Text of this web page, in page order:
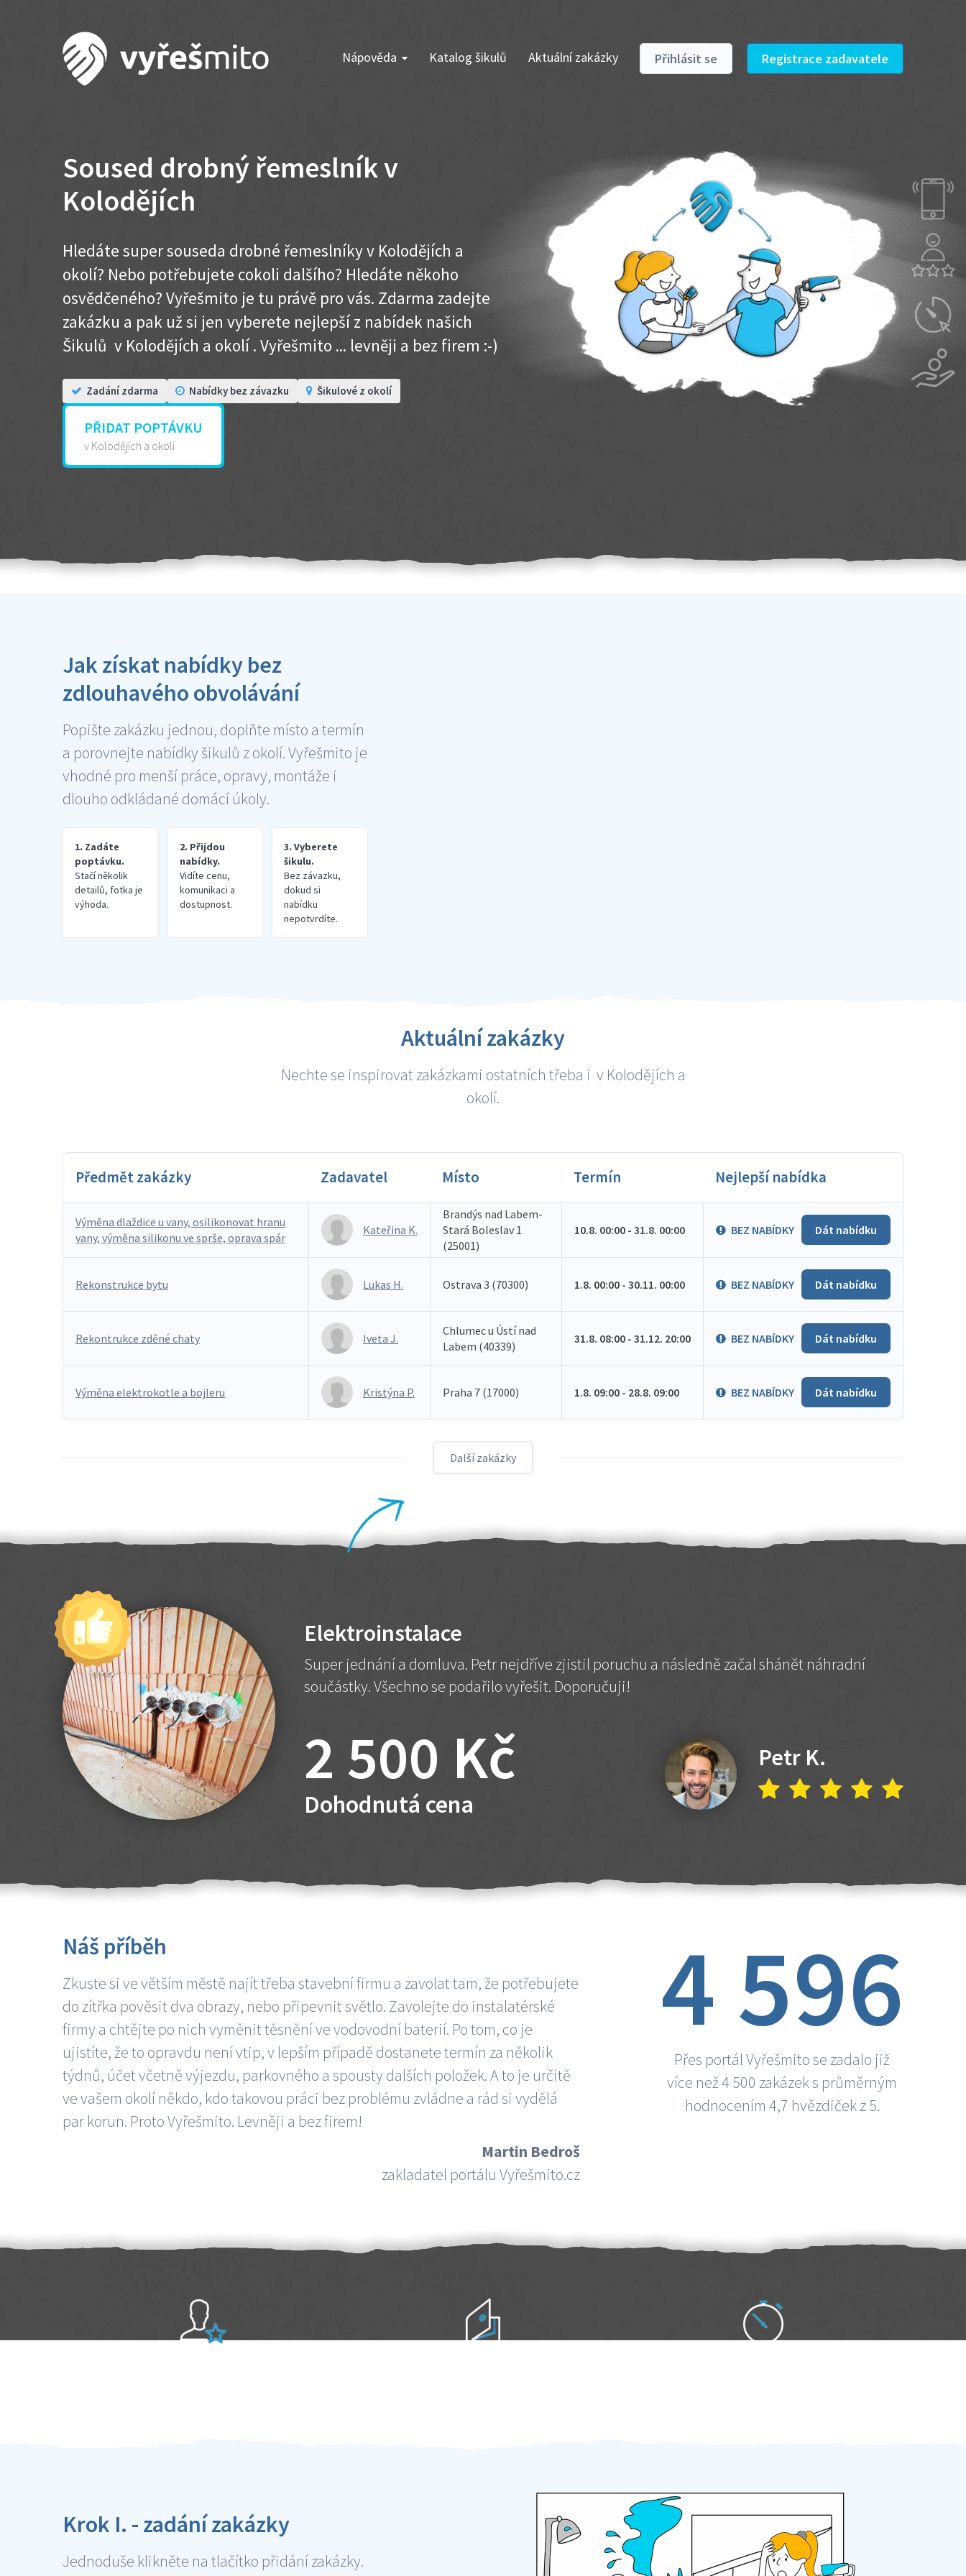
Nápověda Katalog šikulů Aktuální zakázky Přihlásit se Registrace zadavatele
Soused drobný řemeslník v
Kolodějích
Hledáte super souseda drobné řemeslníky v Kolodějích a
okolí? Nebo potřebujete cokoli dalšího? Hledáte někoho
osvědčeného? Vyřešmito je tu právě pro vás. Zdarma zadejte
zakázku a pak už si jen vyberete nejlepší z nabídek našich
Šikulů v Kolodějích a okolí . Vyřešmito ... levněji a bez firem :-)
Zadání zdarma Nabídky bez závazku Šikulové z okolí
PŘIDAT POPTÁVKU
v Kolodějích a okolí
Jak získat nabídky bez
zdlouhavého obvolávání
Popište zakázku jednou, doplňte místo a termín
a porovnejte nabídky šikulů z okolí. Vyřešmito je
vhodné pro menší práce, opravy, montáže i
dlouho odkládané domácí úkoly.
1. Zadáte
poptávku.
Stačí několik
detailů, fotka je
výhoda.
2. Přijdou
nabídky.
Vidíte cenu,
komunikaci a
dostupnost.
3. Vyberete
šikulu.
Bez závazku,
dokud si
nabídku
nepotvrdíte.
Aktuální zakázky
Nechte se inspirovat zakázkami ostatních třeba i v Kolodějích a
okolí.
Předmět zakázky Zadavatel Místo Termín Nejlepší nabídka
Výměna dlaždice u vany, osilikonovat hranu
vany, výměna silikonu ve sprše, oprava spár
Kateřina K.
Brandýs nad Labem-
Stará Boleslav 1
(25001)
10.8. 00:00 - 31.8. 00:00 BEZ NABÍDKY Dát nabídku
Rekonstrukce bytu Lukas H. Ostrava 3 (70300) 1.8. 00:00 - 30.11. 00:00 BEZ NABÍDKY Dát nabídku
Rekontrukce zděné chaty Iveta J.
Chlumec u Ústí nad
Labem (40339)
31.8. 08:00 - 31.12. 20:00 BEZ NABÍDKY Dát nabídku
Výměna elektrokotle a bojleru Kristýna P. Praha 7 (17000) 1.8. 09:00 - 28.8. 09:00 BEZ NABÍDKY Dát nabídku
Další zakázky
Elektroinstalace
Super jednání a domluva. Petr nejdříve zjistil poruchu a následně začal shánět náhradní
součástky. Všechno se podařilo vyřešit. Doporučuji!
2 500 Kč
Dohodnutá cena
Petr K.
Náš příběh
Zkuste si ve větším městě najít třeba stavební firmu a zavolat tam, že potřebujete
do zítřka pověsit dva obrazy, nebo připevnit světlo. Zavolejte do instalatérské
firmy a chtějte po nich vyměnit těsnění ve vodovodní baterií. Po tom, co je
ujistíte, že to opravdu není vtip, v lepším případě dostanete termín za několik
týdnů, účet včetně výjezdu, parkovného a spousty dalších položek. A to je určitě
ve vašem okolí někdo, kdo takovou práci bez problému zvládne a rád si vydělá
par korun. Proto Vyřešmito. Levněji a bez firem!
Martin Bedroš
zakladatel portálu Vyřešmito.cz
4 596
Přes portál Vyřešmito se zadalo již
více než 4 500 zakázek s průměrným
hodnocením 4,7 hvězdiček z 5.
Krok I. - zadání zakázky
Jednoduše klikněte na tlačítko přidání zakázky.